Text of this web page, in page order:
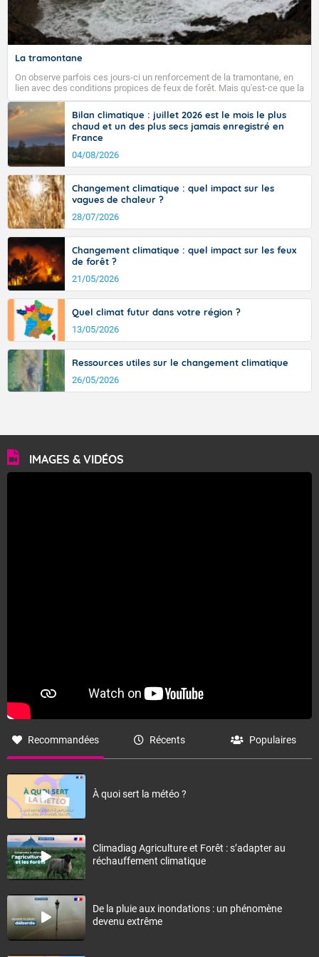
Fermer
La tramontane
On observe parfois ces jours-ci un renforcement de la tramontane, en
lien avec des conditions propices de feux de forêt. Mais qu'est-ce que la
tramontane ? Quelles sont ses caractéristiques ? La tramontane est un
vent turbulent soufflant de secteur nord-ouest à nord, ou ouest à nord-
ouest, dans un secteur qui part du Roussillon à la vallée de l’Aude et à
l’ouest de l’Hérault. L’étymologie de ce vent vient du latin trasmontanus,
signifiant au-delà des monts, en allusion aux régions montagneuses
d’où provient ce vent.
Bilan climatique : juillet 2026 est le mois le plus
chaud et un des plus secs jamais enregistré en
France
04/08/2026
Changement climatique : quel impact sur les
vagues de chaleur ?
28/07/2026
Changement climatique : quel impact sur les feux
de forêt ?
21/05/2026
Quel climat futur dans votre région ?
13/05/2026
Ressources utiles sur le changement climatique
26/05/2026
IMAGES & VIDÉOS
Recommandées Récents Populaires
À quoi sert la météo ?
Climadiag Agriculture et Forêt : s’adapter au
réchauffement climatique
De la pluie aux inondations : un phénomène
devenu extrême